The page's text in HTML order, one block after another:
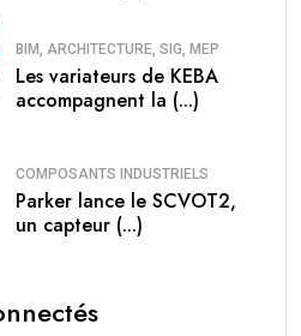
BIM, ARCHITECTURE, SIG, MEP
Les variateurs de KEBA
accompagnent la (...)
COMPOSANTS INDUSTRIELS
Parker lance le SCVOT2,
un capteur (...)